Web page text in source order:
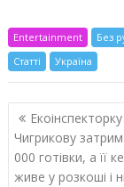
Entertainment Без
Статті
Україна
Навигация
по
записям
Чигрикову
000 готівки, а її
живе у розкоші і